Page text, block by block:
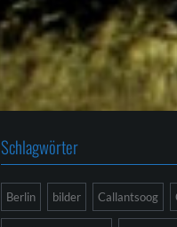
Schlagwörter
Berlin bilder Callantsoog